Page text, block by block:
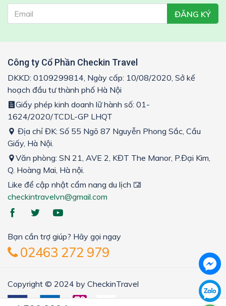
ĐĂNG KÝ
Công ty Cổ Phần Checkin Travel
DKKD: 0109299814, Ngày cấp: 10/08/2020, Sở kế
hoạch đầu tư thành phố Hà Nội
Giấy phép kinh doanh lữ hành số: 01-
1624/2020/TCDL-GP LHQT
Địa chỉ ĐK: Số 55 Ngõ 87 Nguyễn Phong Sắc, Cầu
Giấy, Hà Nội.
Văn phòng: SN 21, AVE 2, KĐT The Manor, P.Đại Kim,
Q. Hoàng Mai, Hà nội.
Like để cập nhật cẩm nang du lịch
checkintravelvn@gmail.com
Bạn cần trợ giúp? Hãy gọi ngay
02463 272 979
Copyright © 2024 by CheckinTravel